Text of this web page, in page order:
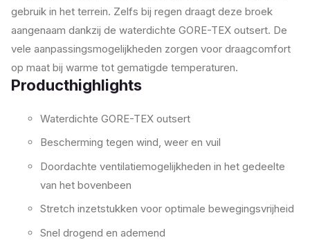
gebruik in het terrein. Zelfs bij regen draagt deze broek
aangenaam dankzij de waterdichte GORE-TEX outsert. De
vele aanpassingsmogelijkheden zorgen voor draagcomfort
op maat bij warme tot gematigde temperaturen.
Producthighlights
Waterdichte GORE-TEX outsert
Bescherming tegen wind, weer en vuil
Doordachte ventilatiemogelijkheden in het gedeelte
van het bovenbeen
Stretch inzetstukken voor optimale bewegingsvrijheid
Snel drogend en ademend